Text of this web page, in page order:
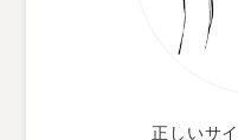
正しいサ